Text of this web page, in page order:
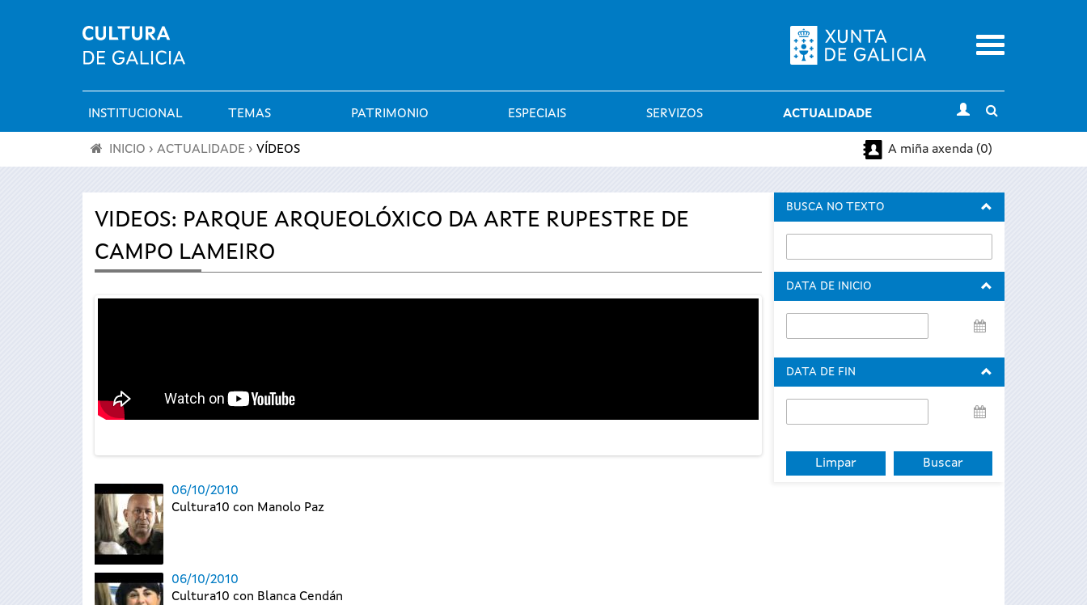
Menu
Menú
principal
INSTITUCIONAL TEMAS PATRIMONIO ESPECIAIS SERVIZOS ACTUALIDADE
search
está
aquí
INICIO › ACTUALIDADE › VÍDEOS A miña axenda (0)
VIDEOS: PARQUE ARQUEOLÓXICO DA ARTE RUPESTRE DE
CAMPO LAMEIRO
06/10/2010
Cultura10 con Manolo Paz
06/10/2010
Cultura10 con Blanca Cendán
BUSCA NO TEXTO
DATA DE INICIO
de
DATA DE FIN
de